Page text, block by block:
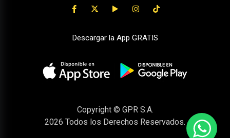
Descargar la App GRATIS
Copyright © GPR S.A.
2026 Todos los Derechos Reservados.